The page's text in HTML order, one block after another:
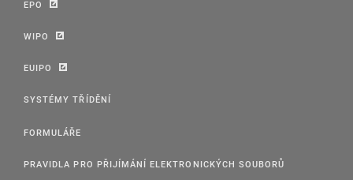
EPO
WIPO
EUIPO
SYSTÉMY TŘÍDĚNÍ
FORMULÁŘE
PRAVIDLA PRO PŘIJÍMÁNÍ ELEKTRONICKÝCH SOUBORŮ